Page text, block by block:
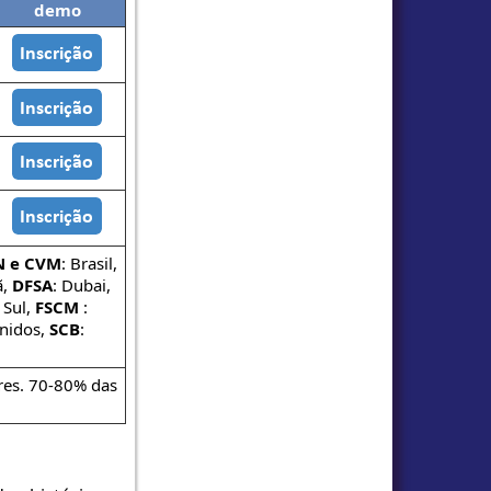
demo
e CVM: Brasil,
DFSA: Dubai,
FSCM :
SCB:
70-80% das